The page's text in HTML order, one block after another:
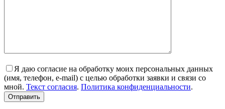
Я даю согласие на обработку моих персональных данных
(имя, телефон, e-mail) с целью обработки заявки и связи со
мной. Текст согласия. Политика конфиденциальности.